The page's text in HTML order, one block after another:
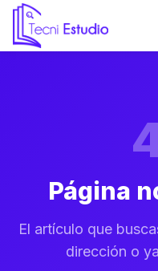
Ir a la página de inicio
Página
El artículo que
dirección o